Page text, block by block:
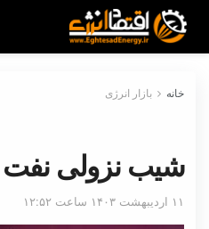
خانه بازار انرژی
شیب نزولی نفت
۱۱ اردیبهشت ۱۴۰۳ ساعت ۱۲:۵۲